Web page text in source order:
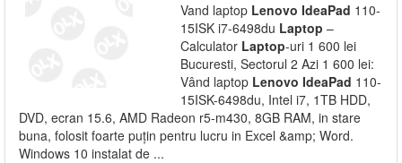
Vand laptop Lenovo IdeaPad 110-
15ISK i7-6498du Laptop –
Calculator Laptop-uri 1 600 lei
Bucuresti, Sectorul 2 Azi 1 600 lei:
Vând laptop Lenovo IdeaPad 110-
15ISK-6498du, Intel i7, 1TB HDD,
DVD, ecran 15.6, AMD Radeon r5-m430, 8GB RAM, in stare
buna, folosit foarte puțin pentru lucru in Excel &amp; Word.
Windows 10 instalat de ...